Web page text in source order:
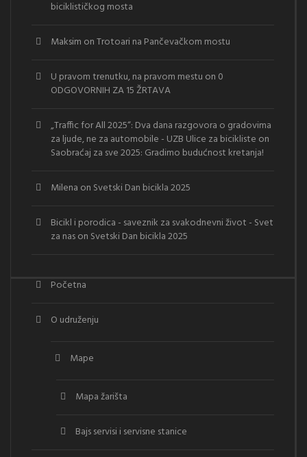
biciklističkog mosta
Maksim onTrotoari na Pančevačkom mostu
U pravom trenutku, na pravom mestu on 0
ODGOVORNIH ZA 15 ŽRTAVA
„Traffic for All 2025“: Dva dana razgovora o gradovima
za ljude, ne za automobile - UZB Ulice za bicikliste on
Saobraćaj za sve 2025: Gradimo budućnost kretanja!
Milena on Svetski Dan bicikla 2025
Bicikl i porodica - saveznik za svakodnevni život - Svet
za nason Svetski Dan bicikla 2025
Početna
O udruženju
Mape
Mapa žarišta
Bajs servisi i servisne stanice